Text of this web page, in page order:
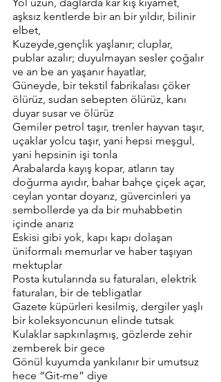
aşksız kentlerde bir an bir yıldır, bilinir
elbet,
Kuzeyde,gençlik yaşlanır; cluplar,
publar azalır; duyulmayan sesler çoğalır
ve an be an yaşanır hayatlar,
Güneyde, bir tekstil fabrikalası çöker
ölürüz, sudan sebepten ölürüz, kanı
duyar susar ve ölürüz
Gemiler petrol taşır, trenler hayvan taşır,
uçaklar yolcu taşır, yani hepsi meşgul,
yani hepsinin işi tonla
Arabalarda kayış kopar, atların tay
doğurma ayıdır, bahar bahçe çiçek açar,
ceylan yontar doyarız, güvercinleri ya
sembollerde ya da bir muhabbetin
içinde anarız
Eskisi gibi yok, kapı kapı dolaşan
üniformalı memurlar ve haber taşıyan
mektuplar
Posta kutularında su faturaları, elektrik
faturaları, bir de tebligatlar
Gazete küpürleri kesilmiş, dergiler yaşlı
bir koleksyoncunun elinde tutsak
Kulaklar sapkınlaşmış, gözlerde zehir
zemberek bir gece
Gönül kuyumda yankılanır bir umutsuz